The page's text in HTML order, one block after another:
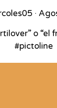
05 ·
o “el
#pictoline